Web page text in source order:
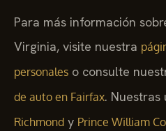
Para más información
Virginia, visite nuestra
personales o consulte
de auto en Fairfax. Nuestras
Richmond y Prince William